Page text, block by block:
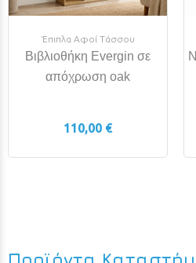
Έπιπλα Αφοί Τάσσου
Βιβλιοθήκη Evergin σε
απόχρωση oak
110,00 €